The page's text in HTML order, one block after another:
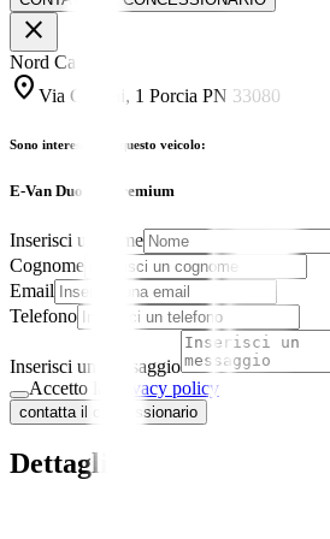
close
Nord Caravan
location_on Via Ceolini, 1 Porcia PN 33080
Sono interessato a questo veicolo:
E-Van Duo XL Premium
Inserisci un nome
Cognome
Email
Telefono
Inserisci un messaggio
Accetto la
privacy policy
contatta il concessionario
Dettagli